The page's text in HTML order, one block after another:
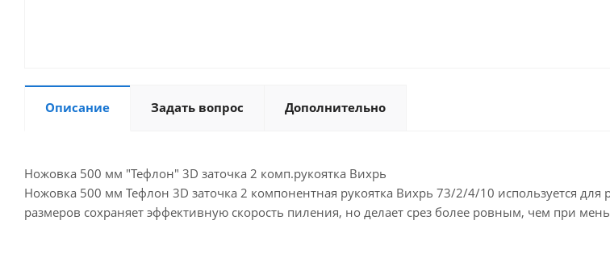
Описание Задать вопрос Дополнительно
Ножовка 500 мм "Тефлон" 3D заточка 2 комп.рукоятка Вихрь
Ножовка 500 мм Тефлон 3D заточка 2 компонентная рукоятка Вихрь 73/2/4/10 используется
размеров сохраняет эффективную скорость пиления, но делает срез более ровным, чем при